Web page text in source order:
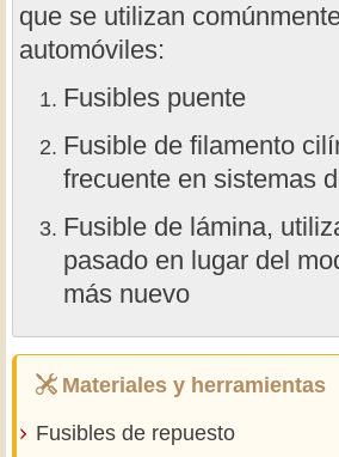
que se utilizan
automóviles:
Fusibles puente
Fusible de filamento
frecuente en sistemas
Fusible de lámina,
pasado en lugar del
más nuevo
Materiales y herramientas
Fusibles de repuesto